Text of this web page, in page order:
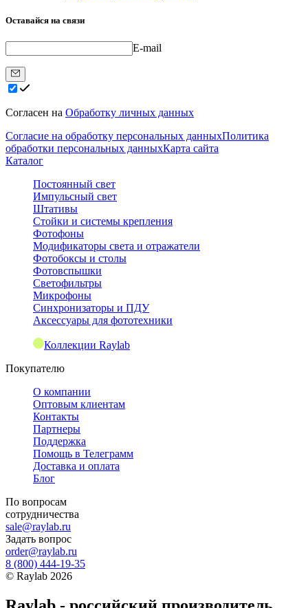
Оставайся на связи
E-mail
Согласен на Обработку личных данных
Согласие на обработку персональных данныхПолитика
обработки персональных данныхКарта сайта
Каталог
Постоянный свет
Импульсный свет
Штативы
Стойки и системы крепления
Фотофоны
Модификаторы света и отражатели
Фотобоксы и столы
Фотовспышки
Светофильтры
Микрофоны
Синхронизаторы и ПДУ
Аксессуары для фототехники
Коллекции Raylab
Покупателю
О компании
Оптовым клиентам
Контакты
Партнеры
Поддержка
Помощь в Телеграмм
Доставка и оплата
Блог
По вопросам
сотрудничества
sale@raylab.ru
Задать вопрос
order@raylab.ru
8 (800) 444-19-35
© Raylab 2026